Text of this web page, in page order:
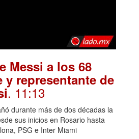
Messi a los 68
y representante de
. 11:13
durante más de dos décadas la
sus inicios en Rosario hasta
PSG e Inter Miami